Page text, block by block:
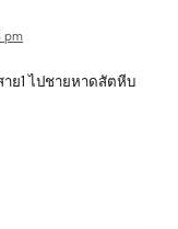
pm
าย1 ไปชายหาดสัตหีบ